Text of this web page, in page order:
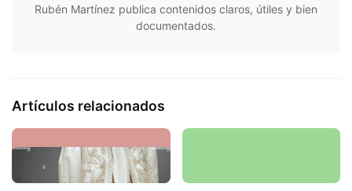
Rubén Martínez publica contenidos claros, útiles y bien
documentados.
Artículos relacionados